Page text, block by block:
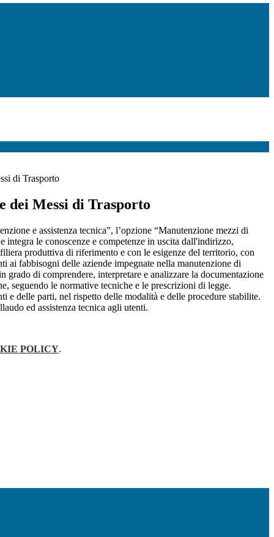
di Trasporto
dei Messi di Trasporto
e assistenza tecnica”, l’opzione “Manutenzione mezzi di
integra le conoscenze e competenze in uscita dall'indirizzo,
produttiva di riferimento e con le esigenze del territorio, con
ai fabbisogni delle aziende impegnate nella manutenzione di
di comprendere, interpretare e analizzare la documentazione
seguendo le normative tecniche e le prescrizioni di legge.
delle parti, nel rispetto delle modalità e delle procedure stabilite.
ed assistenza tecnica agli utenti.
POLICY.